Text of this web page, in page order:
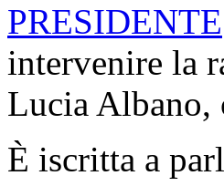
PRESIDENTE
intervenire la
Lucia Albano,
È iscritta a